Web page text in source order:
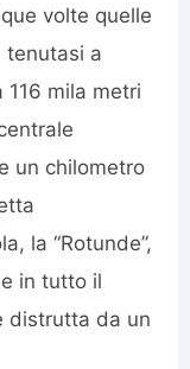
volte quelle
tenutasi a
116 mila metri
un chilometro
la “Rotunde”,
in tutto il
distrutta da un